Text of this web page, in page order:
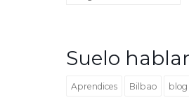
Suelo
Aprendices Bilbao blog